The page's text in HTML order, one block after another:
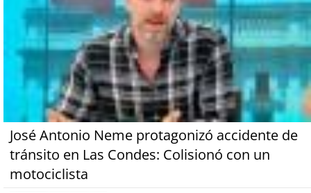
José Antonio Neme protagonizó accidente de
tránsito en Las Condes: Colisionó con un
motociclista